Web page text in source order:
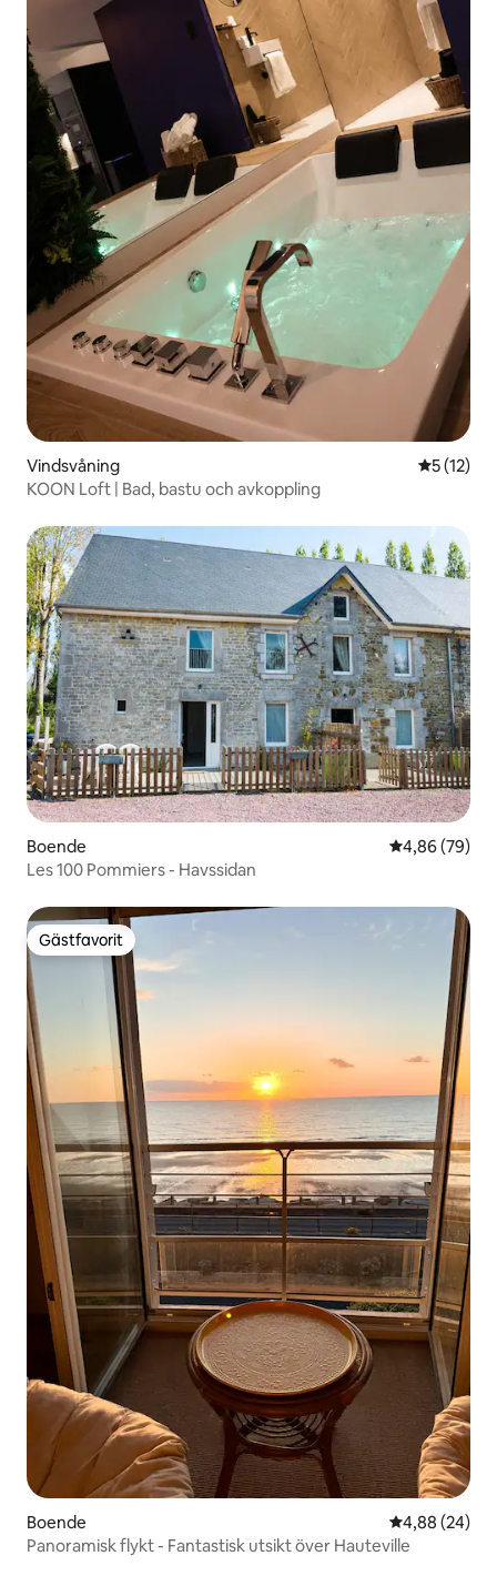
Vindsvåning 5 av 5 i
5 (12)
KOON Loft | Bad, bastu och avkoppling
Boende 4,86 av 5 i
4,86 (79)
Les 100 Pommiers - Havssidan
Gästfavorit
Gästfavorit
Boende 4,88 av 5 i
4,88 (24)
Panoramisk flykt - Fantastisk utsikt över Hauteville